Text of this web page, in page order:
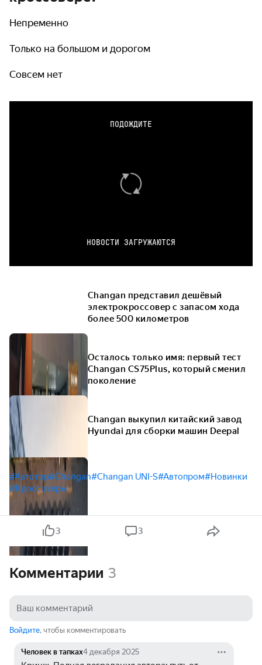
Непременно
Только на большом и дорогом
Совсем нет
ПОДОЖДИТЕ
НОВОСТИ ЗАГРУЖАЮТСЯ
Changan представил дешёвый
электрокроссовер с запасом хода
более 500 километров
Осталось только имя: первый тест
Changan CS75Plus, который сменил
поколение
Changan выкупил китайский завод
Hyundai для сборки машин Deepal
#Автотор#Changan#Changan UNI-S#Автопром#Новинки
#Кроссоверы
3 3
Комментарии 3
Войдите, чтобы комментировать
Человек в тапках4 декабря 2025